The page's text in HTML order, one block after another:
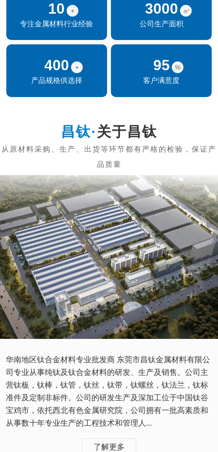
10
+
专注金属材料行业经验
3000
㎡
公司生产面积
400
+
产品规格供选择
95
%
客户满意度
关于昌钛
华南地区钛合金材料专业批发商 东莞市昌钛金属材料有限公
司专业从事纯钛及钛合金材料的研发、生产及销售。公司主
营钛板，钛棒，钛管，钛丝，钛带，钛螺丝，钛法兰，钛标
准件及定制非标件。公司的研发生产及深加工位于中国钛谷
宝鸡市，依托西北有色金属研究院，公司拥有一批高素质和
从事数十年专业生产的工程技术和管理人...
了解更多